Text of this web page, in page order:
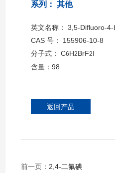
系列： 其他
英文名称： 3,5-Difluoro-
CAS 号： 155906-10-8
分子式： C6H2BrF2I
含量：98
返回产品
前一页：2,4-二氟碘